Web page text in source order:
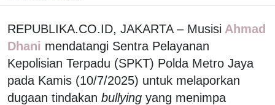
REPUBLIKA.CO.ID, JAKARTA – Musisi Ahmad
Dhani mendatangi Sentra Pelayanan
Kepolisian Terpadu (SPKT) Polda Metro Jaya
pada Kamis (10/7/2025) untuk melaporkan
dugaan tindakan bullying yang menimpa